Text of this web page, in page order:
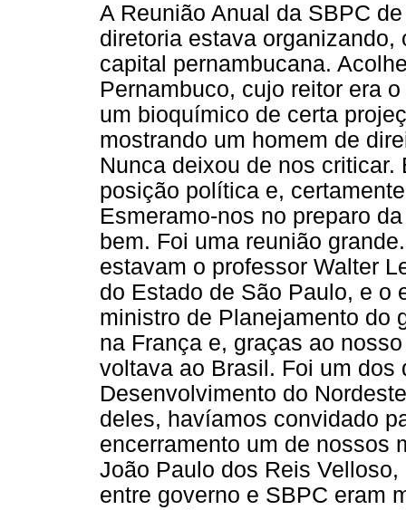
A Reunião Anual da SBPC
diretoria estava
capital pernambucana.
Pernambuco, cujo reitor era
um bioquímico de certa
mostrando um homem de
Nunca deixou de nos
posição política e,
Esmeramo-nos no preparo
bem. Foi uma reunião
estavam o professor Walter
do Estado de São Paulo, e o
ministro de Planejamento do
na França e, graças ao
voltava ao Brasil. Foi um dos
Desenvolvimento do
deles, havíamos convidado
encerramento um de nossos
João Paulo dos Reis
entre governo e SBPC eram